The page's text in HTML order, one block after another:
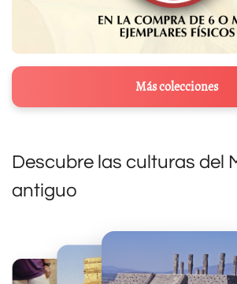
Más colecciones
Descubre las culturas del
antiguo